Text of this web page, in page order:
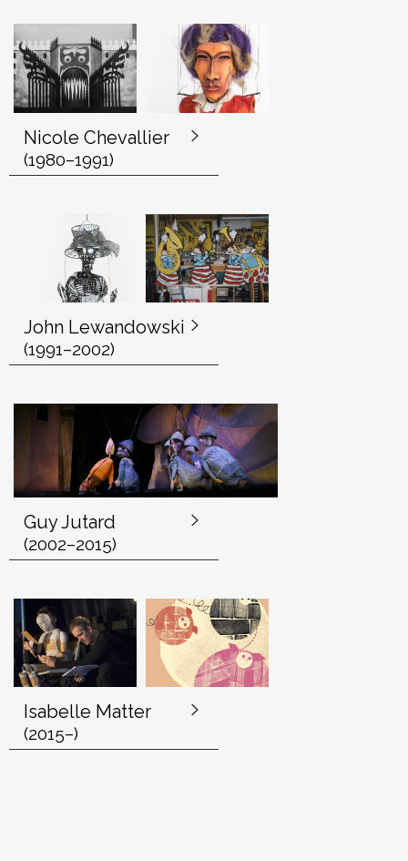
n
e
t
e
Nicole Chevallier
(1980–1991)
John Lewandowski
(1991–2002)
Guy Jutard
(2002–2015)
Isabelle Matter
(2015–)